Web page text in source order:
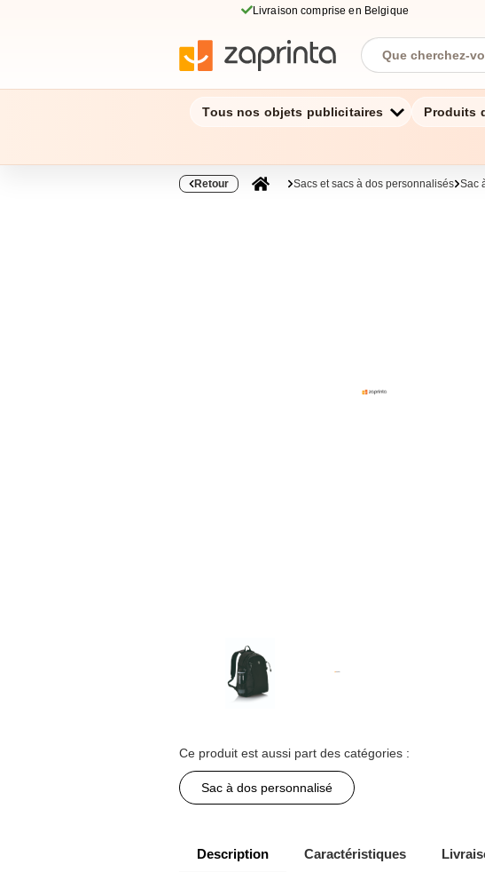
Livraison comprise en Belgique
Tous nos objets publicitaires Produits
Retour Sacs et sacs à dos personnalisés Sac
Ce produit est aussi part des catégories :
Sac à dos personnalisé
Description Caractéristiques